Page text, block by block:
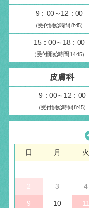
9：00～12：00
（受付開始時間 8:45）
15：00～18：00
（受付開始時間 14:45）
皮膚科
9：00～12：00
（受付開始時間 8:45）
日 月 火
2 3 4
9 10 11